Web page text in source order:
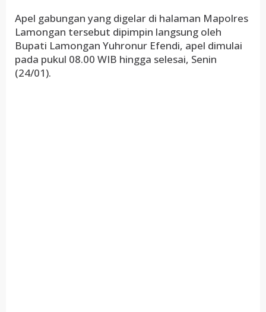
Apel gabungan yang digelar di halaman Mapolres
Lamongan tersebut dipimpin langsung oleh
Bupati Lamongan Yuhronur Efendi, apel dimulai
pada pukul 08.00 WIB hingga selesai, Senin
(24/01).